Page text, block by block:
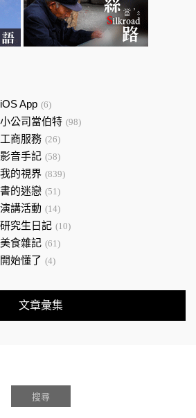
iOS App (6)
小公司當伯特 (98)
工商服務 (26)
影音手記 (58)
我的視界 (839)
書的迷戀 (51)
演講活動 (14)
研究生日記 (10)
美食雜記 (61)
開始懂了 (4)
文章彙集